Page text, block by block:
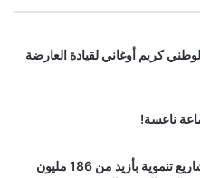
كريم أوغاني لقيادة العارضة
ناعسة!
عامل إقليم صفرو يطلق ويدشن مشاريع تنموية بأزيد من 186 مليون